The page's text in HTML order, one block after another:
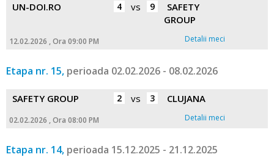
UN-DOI.RO 4 vs 9
SAFETY
GROUP
12.02.2026 , Ora 09:00 PM Detalii meci
Etapa nr. 15, perioada 02.02.2026 - 08.02.2026
SAFETY GROUP 2 vs 3 CLUJANA
02.02.2026 , Ora 08:00 PM Detalii meci
Etapa nr. 14, perioada 15.12.2025 - 21.12.2025